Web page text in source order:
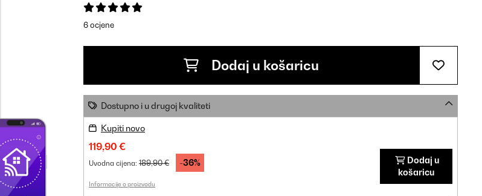
6 ocjene
Dodaj u košaricu
Dostupno i u drugoj kvaliteti
Kupiti novo
119,90 €
Uvodna cijena: 189,90 € -36%
Informacije o proizvodu
Dodaj u
košaricu